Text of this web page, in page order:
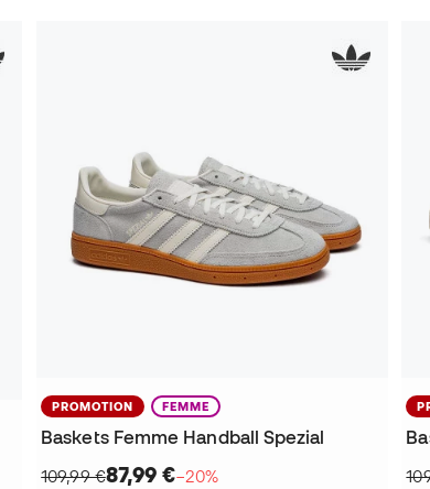
PROMOTION FEMME
Baskets Femme Handball Spezial
109,99 €87,99 €−20%